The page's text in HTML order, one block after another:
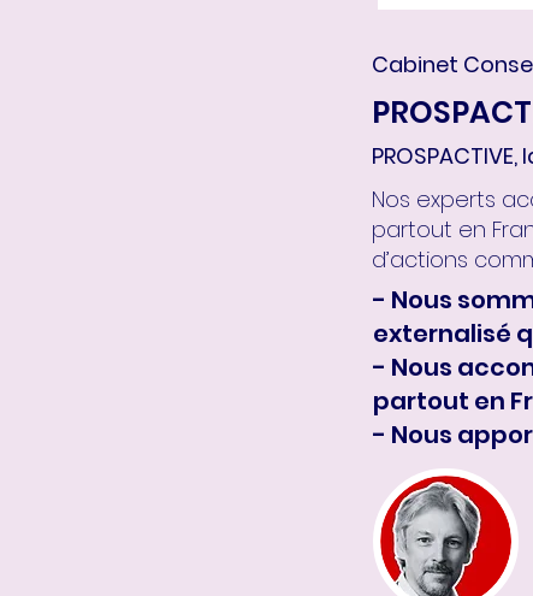
Cabinet
Nos experts
partout en
d’actions
- Nous
externalisé
- Nous
partout en
- Nous